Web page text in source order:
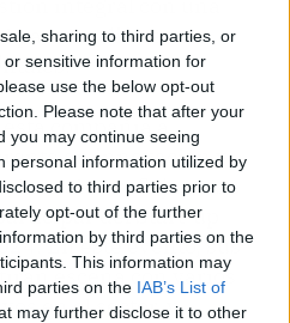
sharing to third parties, or
sensitive information for
use the below opt-out
Please note that after your
you may continue seeing
personal information utilized by
to third parties prior to
opt-out of the further
by third parties on the
This information may
parties on the IAB’s List of
may further disclose it to other
para las diferentes
esta compañía a
en innovación y
, lo cual se refleja en su
del Start-up
En este evento, sus
escena con varios
en el sector, y